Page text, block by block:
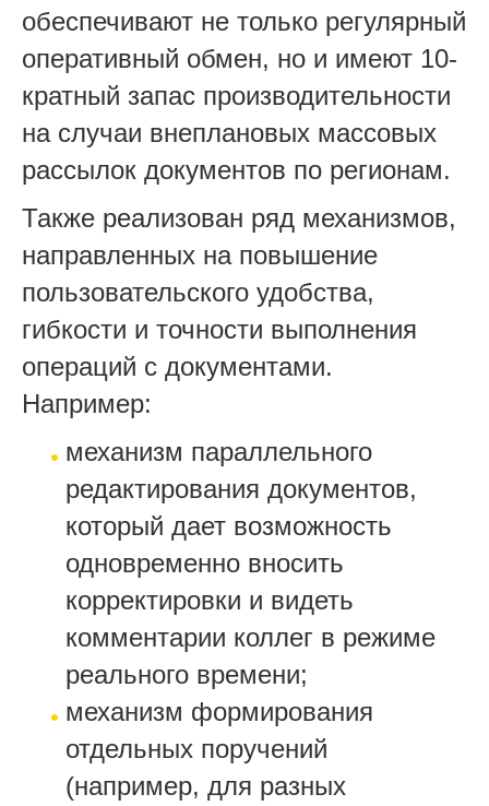
обеспечивают не только регулярный
оперативный обмен, но и имеют 10-
кратный запас производительности
на случаи внеплановых массовых
рассылок документов по регионам.
Также реализован ряд механизмов,
направленных на повышение
пользовательского удобства,
гибкости и точности выполнения
операций с документами.
Например:
механизм параллельного
редактирования документов,
который дает возможность
одновременно вносить
корректировки и видеть
комментарии коллег в режиме
реального времени;
механизм формирования
отдельных поручений
(например, для разных